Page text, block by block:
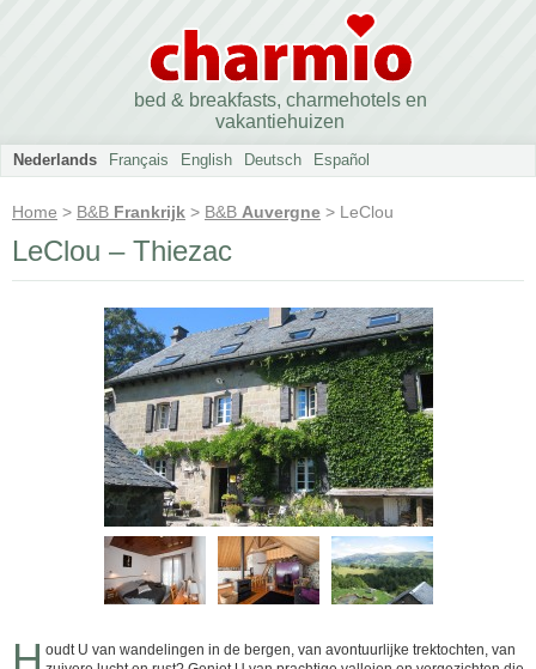
bed & breakfasts, charmehotels en
vakantiehuizen
Nederlands Français English Deutsch Español
Home > B&B Frankrijk > B&B Auvergne > LeClou
LeClou – Thiezac
H oudt U van wandelingen in de bergen, van avontuurlijke trektochten, van